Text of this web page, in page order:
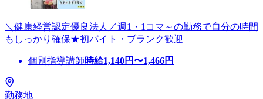
＼健康経営認定優良法人／週1・1コマ～の勤務で自分の時間
もしっかり確保★初バイト・ブランク歓迎
個別指導講師時給1,140円〜1,466円
勤務地